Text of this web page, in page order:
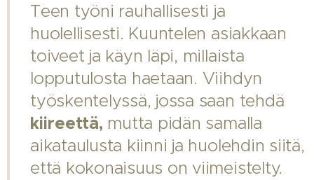
Teen työni rauhallisesti ja
huolellisesti. Kuuntelen asiakkaan
toiveet ja käyn läpi, millaista
lopputulosta haetaan. Viihdyn
työskentelyssä, jossa saan tehdä
kiireettä, mutta pidän samalla
aikataulusta kiinni ja huolehdin siitä,
että kokonaisuus on viimeistelty.